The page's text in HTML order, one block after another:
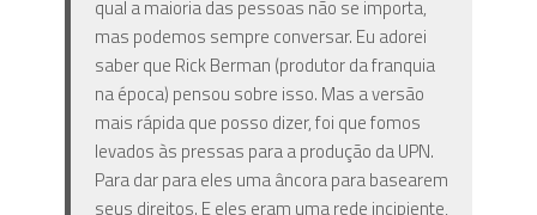
qual a maioria das pessoas não se importa,
mas podemos sempre conversar. Eu adorei
saber que Rick Berman (produtor da franquia
na época) pensou sobre isso. Mas a versão
mais rápida que posso dizer, foi que fomos
levados às pressas para a produção da UPN.
Para dar para eles uma âncora para basearem
seus direitos. E eles eram uma rede incipiente,